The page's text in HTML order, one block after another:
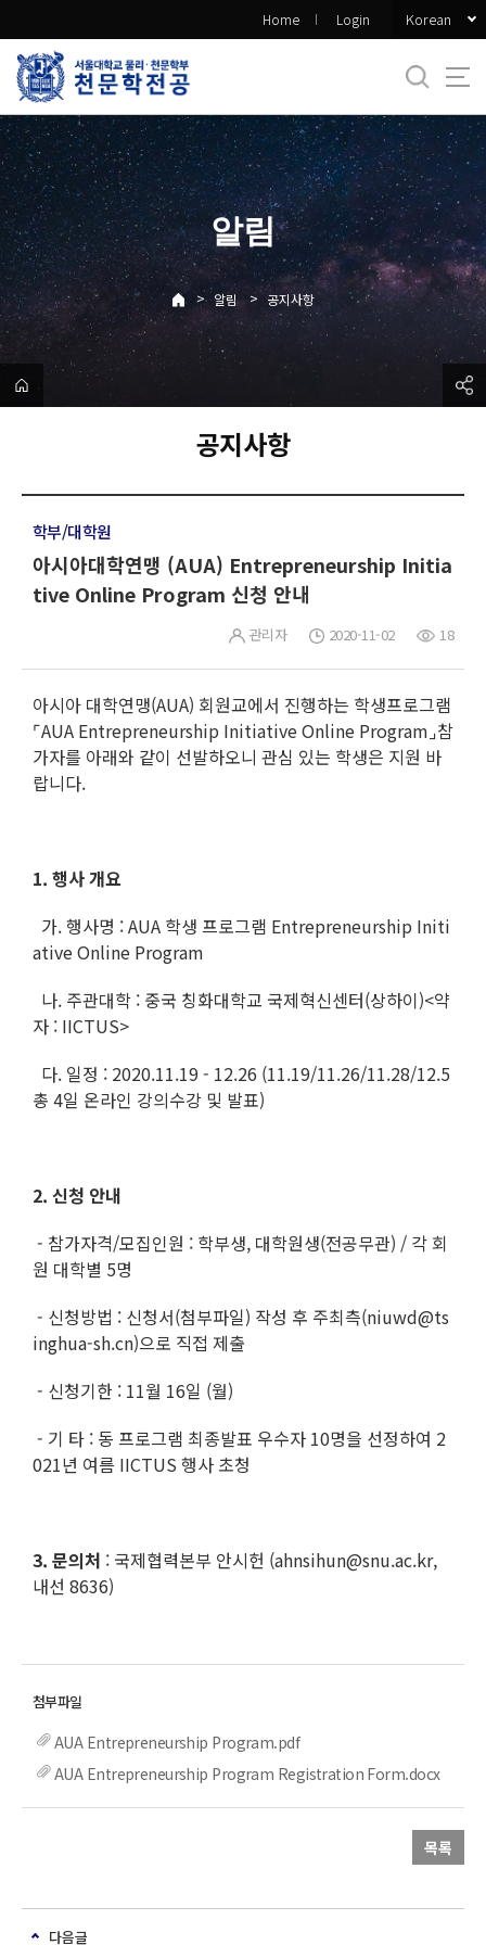
로
메
뉴
Home Login Korean
알림
> 알림 > 공지사항
공지사항
학부/대학원
아시아대학연맹 (AUA) Entrepreneurship Initia
tive Online Program 신청 안내
관리자 2020-11-02 18
아시아 대학연맹(AUA) 회원교에서 진행하는 학생프로그램
⌜AUA Entrepreneurship Initiative Online Program⌟참
가자를 아래와 같이 선발하오니 관심 있는 학생은 지원 바
랍니다.
1. 행사 개요
가. 행사명 : AUA 학생 프로그램 Entrepreneurship Initi
ative Online Program
나. 주관대학 : 중국 칭화대학교 국제혁신센터(상하이)<약
자 : IICTUS>
다. 일정 : 2020.11.19 - 12.26 (11.19/11.26/11.28/12.5
총 4일 온라인 강의수강 및 발표)
2. 신청 안내
- 참가자격/모집인원 : 학부생, 대학원생(전공무관) / 각 회
원 대학별 5명
- 신청방법 : 신청서(첨부파일) 작성 후 주최측(niuwd@ts
inghua-sh.cn)으로 직접 제출
- 신청기한 : 11월 16일 (월)
- 기 타 : 동 프로그램 최종발표 우수자 10명을 선정하여 2
021년 여름 IICTUS 행사 초청
3. 문의처 : 국제협력본부 안시헌 (ahnsihun@snu.ac.kr,
내선 8636)
AUA Entrepreneurship Program.pdf
AUA Entrepreneurship Program Registration Form.docx
목록
다음글